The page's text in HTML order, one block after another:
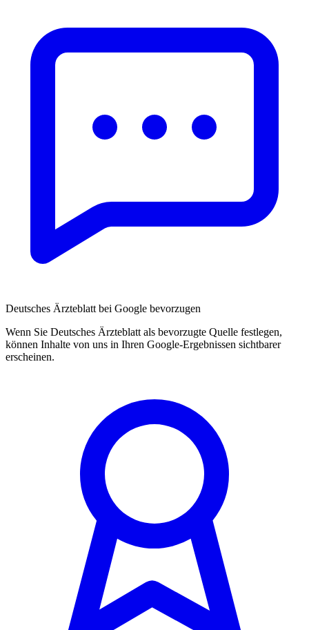
Deutsches Ärzteblatt bei Google bevorzugen
Wenn Sie Deutsches Ärzteblatt als bevorzugte Quelle festlegen,
können Inhalte von uns in Ihren Google-Ergebnissen sichtbarer
erscheinen.